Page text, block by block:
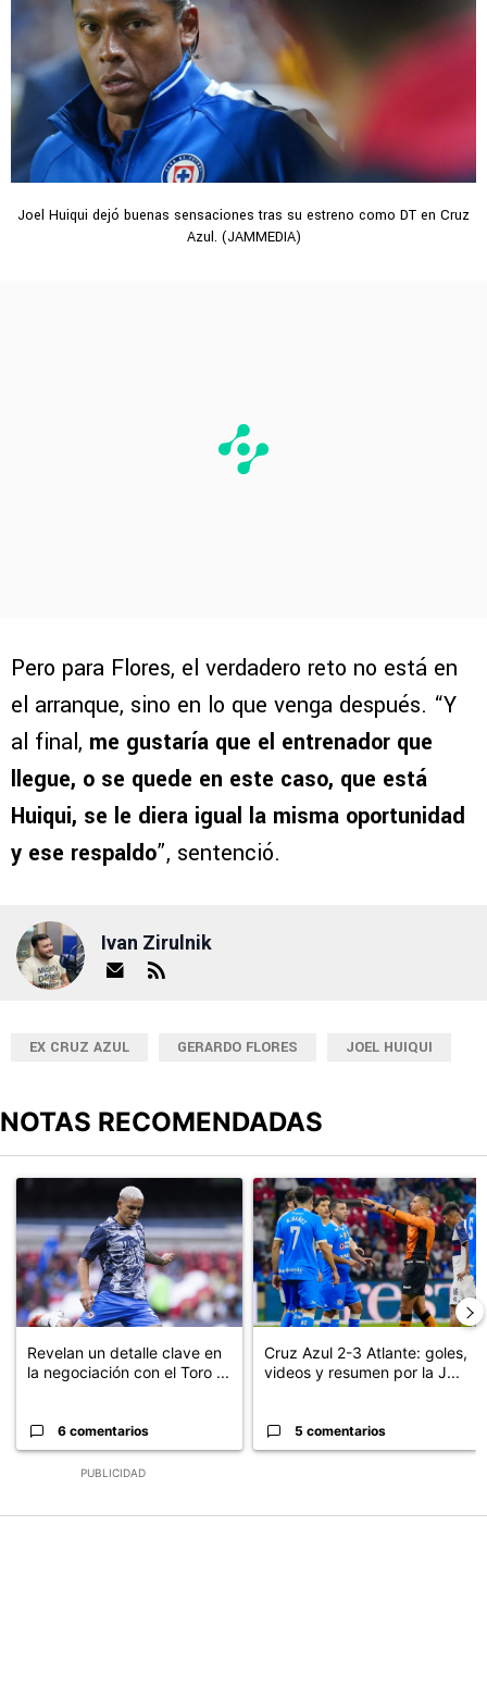
Joel Huiqui dejó buenas sensaciones tras su estreno como DT en Cruz
Azul. (JAMMEDIA)
Pero para Flores, el verdadero reto no está en
el arranque, sino en lo que venga después. “Y
al final, me gustaría que el entrenador que
llegue, o se quede en este caso, que está
Huiqui, se le diera igual la misma oportunidad
y ese respaldo”, sentenció.
Ivan Zirulnik
EX CRUZ AZUL GERARDO FLORES JOEL HUIQUI
NOTAS RECOMENDADAS
PUBLICIDAD
Un artículo de tendencia con el título "Revelan un detalle clave
Revelan un detalle clave en
la negociación con el Toro ...
6 comentarios
Un artículo de tendencia con el
Cruz Azul 2-3 Atlante: goles,
videos y resumen por la J...
5 comentarios